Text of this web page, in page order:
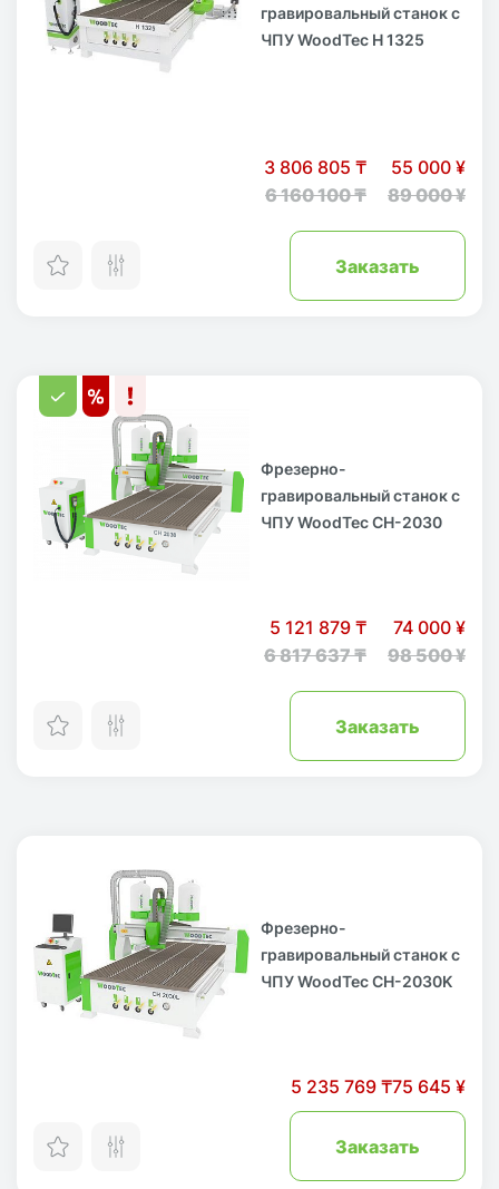
гравировальный станок с
ЧПУ WoodTec H 1325
3 806 805 ₸
6 160 100 ₸
55 000 ¥
89 000 ¥
Заказать
Фрезерно-
гравировальный станок с
ЧПУ WoodTec CH-2030
5 121 879 ₸
6 817 637 ₸
74 000 ¥
98 500 ¥
Заказать
Фрезерно-
гравировальный станок с
ЧПУ WoodTec CH-2030K
5 235 769 ₸75 645 ¥
Заказать